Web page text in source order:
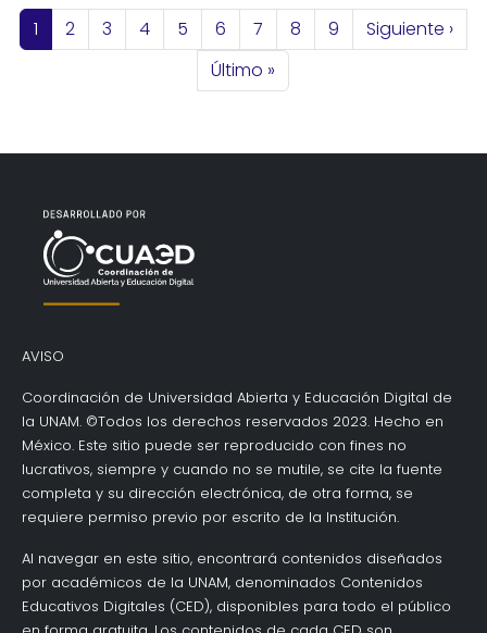
Página actual
1 Página
2 Página
3 Página
4 Página
5 Página
6 Página
7 Página
8 Página
9 Siguiente
Siguiente ›
Última página
Último »
AVISO
Coordinación de Universidad Abierta y Educación Digital de
la UNAM. ©Todos los derechos reservados 2023. Hecho en
México. Este sitio puede ser reproducido con fines no
lucrativos, siempre y cuando no se mutile, se cite la fuente
completa y su dirección electrónica, de otra forma, se
requiere permiso previo por escrito de la Institución.
Al navegar en este sitio, encontrará contenidos diseñados
por académicos de la UNAM, denominados Contenidos
Educativos Digitales (CED), disponibles para todo el público